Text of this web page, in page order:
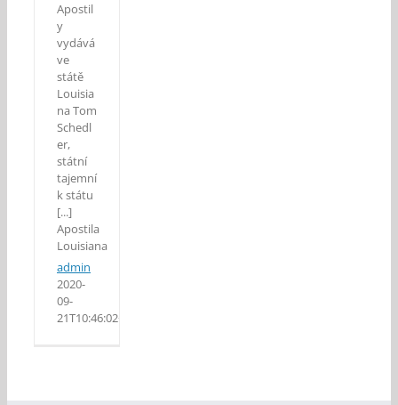
Apostil
y
vydává
ve
státě
Louisia
na Tom
Schedl
er,
státní
tajemní
k státu
[...]
Apostila
Louisiana
admin
2020-
09-
21T10:46:02+02:00